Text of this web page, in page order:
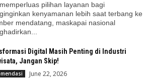
pilihan layanan bagi
kenyamanan lebih saat terbang ke
mendatang, maskapai nasional
Digital Masih Penting di Industri
Jangan Skip!
June 22, 2026